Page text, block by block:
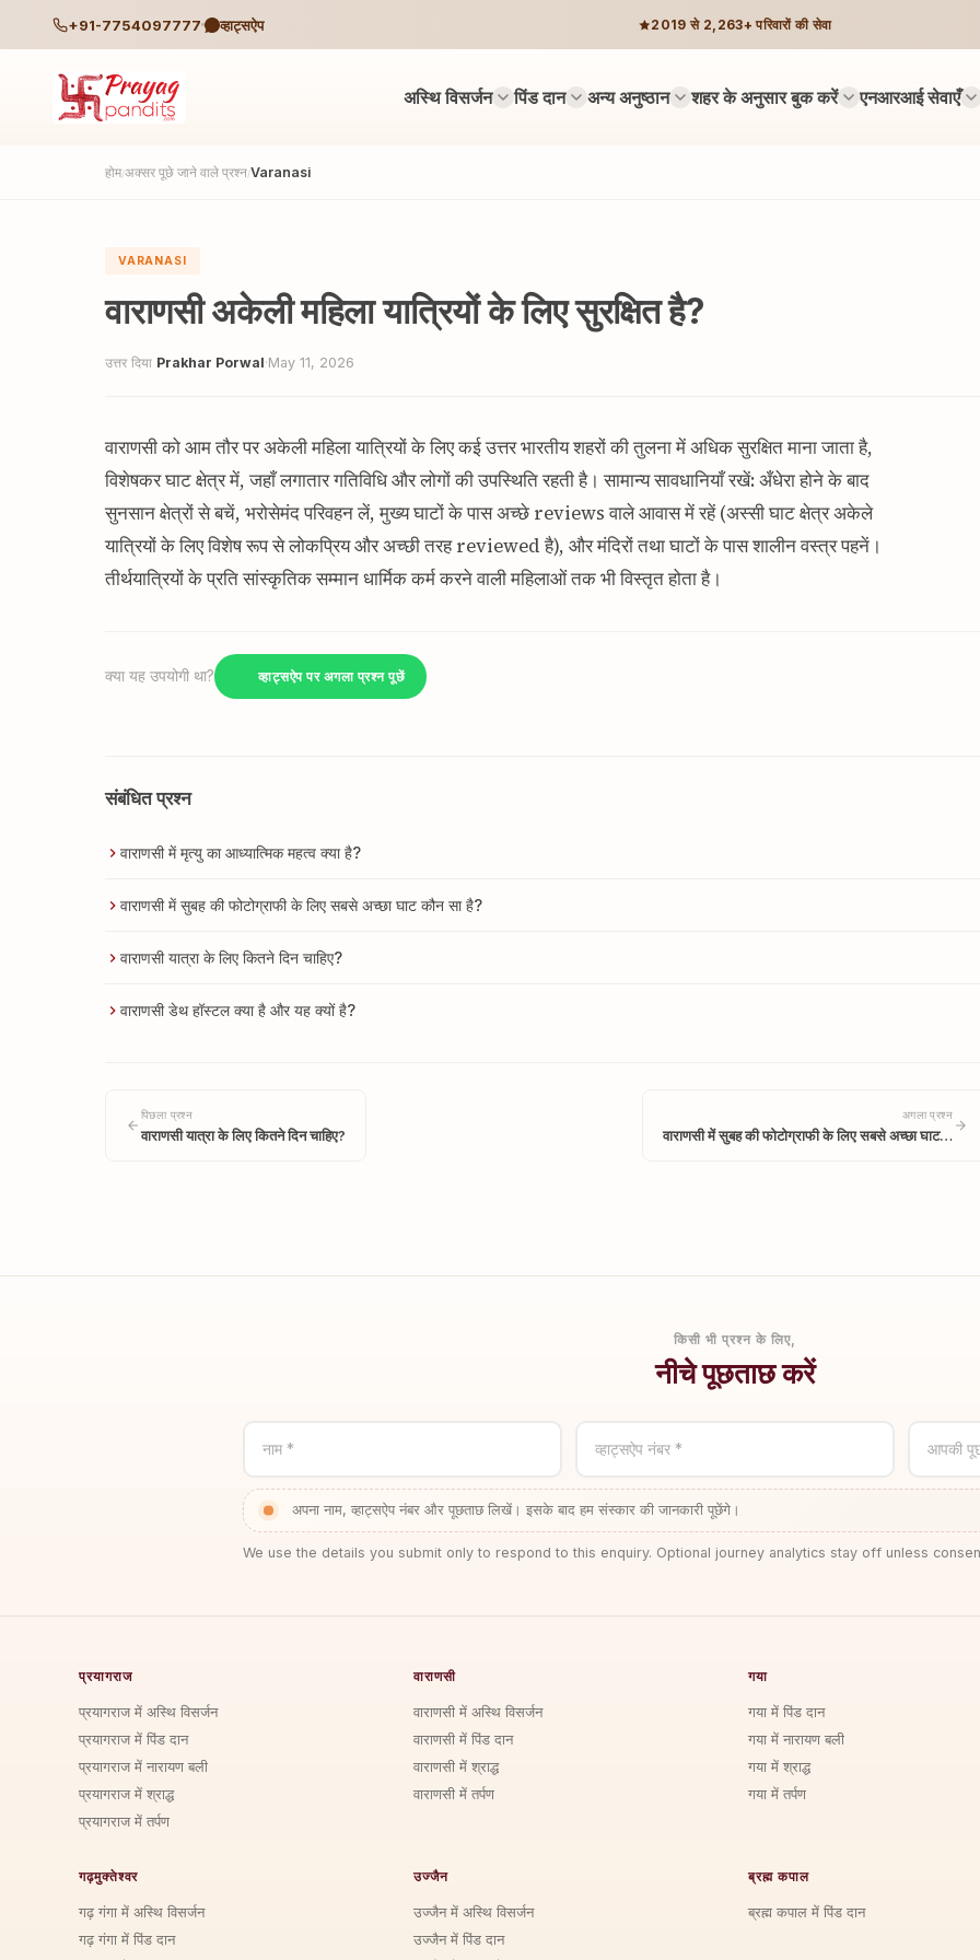
+91-7754097777 व्हाट्सऐप 2019 से 2,263+ परिवारों की सेवा
अस्थि विसर्जन पिंड दान अन्य अनुष्ठान शहर के अनुसार बुक करें एनआरआई सेवाएँ
होम/अक्सर पूछे जाने वाले प्रश्न/Varanasi
VARANASI
वाराणसी अकेली महिला यात्रियों के लिए सुरक्षित है?
उत्तर दिया Prakhar Porwal·May 11, 2026
वाराणसी को आम तौर पर अकेली महिला यात्रियों के लिए कई उत्तर भारतीय शहरों की तुलना में अधिक सुरक्षित माना जाता है,
विशेषकर घाट क्षेत्र में, जहाँ लगातार गतिविधि और लोगों की उपस्थिति रहती है। सामान्य सावधानियाँ रखें: अँधेरा होने के बाद
सुनसान क्षेत्रों से बचें, भरोसेमंद परिवहन लें, मुख्य घाटों के पास अच्छे reviews वाले आवास में रहें (अस्सी घाट क्षेत्र अकेले
यात्रियों के लिए विशेष रूप से लोकप्रिय और अच्छी तरह reviewed है), और मंदिरों तथा घाटों के पास शालीन वस्त्र पहनें।
तीर्थयात्रियों के प्रति सांस्कृतिक सम्मान धार्मिक कर्म करने वाली महिलाओं तक भी विस्तृत होता है।
क्या यह उपयोगी था? व्हाट्सऐप पर अगला प्रश्न पूछें
संबंधित प्रश्न
वाराणसी में मृत्यु का आध्यात्मिक महत्व क्या है?
वाराणसी में सुबह की फोटोग्राफी के लिए सबसे अच्छा घाट कौन सा है?
वाराणसी यात्रा के लिए कितने दिन चाहिए?
वाराणसी डेथ हॉस्टल क्या है और यह क्यों है?
पिछला प्रश्न
वाराणसी यात्रा के लिए कितने दिन चाहिए?
अगला प्रश्न
वाराणसी में सुबह की फोटोग्राफी के लिए सबसे अच्छा घाट…
किसी भी प्रश्न के लिए,
नीचे पूछताछ करें
नाम * व्हाट्सऐप नंबर * आपकी
अपना नाम, व्हाट्सऐप नंबर और पूछताछ लिखें। इसके बाद हम संस्कार की जानकारी पूछेंगे।
We use the details you submit only to respond to this enquiry. Optional journey analytics stay off unless
प्रयागराज
प्रयागराज में अस्थि विसर्जन
प्रयागराज में पिंड दान
प्रयागराज में नारायण बली
प्रयागराज में श्राद्ध
प्रयागराज में तर्पण
वाराणसी
वाराणसी में अस्थि विसर्जन
वाराणसी में पिंड दान
वाराणसी में श्राद्ध
वाराणसी में तर्पण
गया
गया में पिंड दान
गया में नारायण बली
गया में श्राद्ध
गया में तर्पण
गढ़मुक्तेश्वर
गढ़ गंगा में अस्थि विसर्जन
गढ़ गंगा में पिंड दान
उज्जैन
उज्जैन में अस्थि विसर्जन
उज्जैन में पिंड दान
ब्रह्म कपाल
ब्रह्म कपाल में पिंड दान